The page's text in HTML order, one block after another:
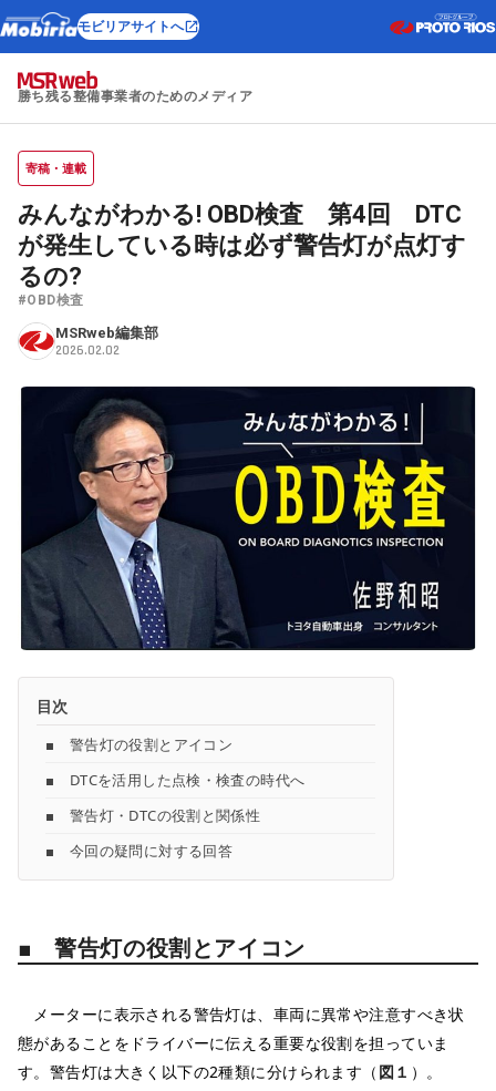
モビリアサイトへ
勝ち残る整備事業者のためのメディア
寄稿・連載
みんながわかる! OBD検査 第4回 DTC
が発生している時は必ず警告灯が点灯す
るの?
#OBD検査
MSRweb編集部
2026.02.02
目次
■ 警告灯の役割とアイコン
■ DTCを活用した点検・検査の時代へ
■ 警告灯・DTCの役割と関係性
■ 今回の疑問に対する回答
■ 警告灯の役割とアイコン
メーターに表示される警告灯は、車両に異常や注意すべき状
態があることをドライバーに伝える重要な役割を担っていま
す。警告灯は大きく以下の2種類に分けられます（ 図１ ）。